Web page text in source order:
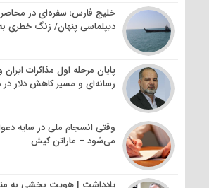
خلیج فارس؛ سفره‌ای در
دیپلماسی پنهان/ زنگ خطری
پایان مرحله اول مذاکرات
رسانه‌ای و مسیر کاهش دلار در
وقتی انسجام ملی در سایه
می‌شود – ماراتن کیش